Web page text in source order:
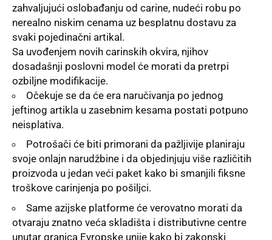
zahvaljujući oslobađanju od carine, nudeći robu po
nerealno niskim cenama uz besplatnu dostavu za
svaki pojedinačni artikal.
Sa uvođenjem novih carinskih okvira, njihov
dosadašnji poslovni model će morati da pretrpi
ozbiljne modifikacije.
Očekuje se da će era naručivanja po jednog
jeftinog artikla u zasebnim kesama postati potpuno
neisplativa.
Potrošači će biti primorani da pažljivije planiraju
svoje onlajn narudžbine i da objedinjuju više različitih
proizvoda u jedan veći paket kako bi smanjili fiksne
troškove carinjenja po pošiljci.
Same azijske platforme će verovatno morati da
otvaraju znatno veća skladišta i distributivne centre
unutar granica Evropske unije kako bi zakonski